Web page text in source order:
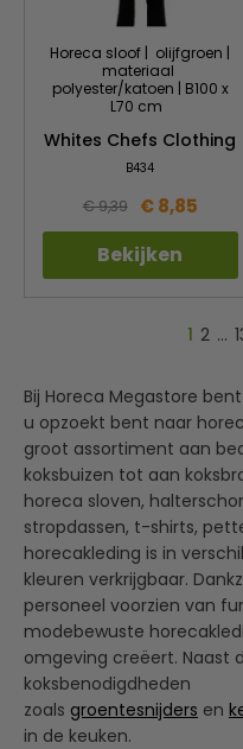
Horeca sloof | olijfgroen |
materiaal
polyester/katoen | B100 x
L70 cm
Whites Chefs Clothing
B434
€ 9,39 € 8,85
Bekijken
1 2 …
Bij Horeca Megastore
u opzoekt bent naar
groot assortiment aan
koksbuizen tot aan
horeca sloven,
stropdassen, t-shirts,
horecakleding is in
kleuren verkrijgbaar.
personeel voorzien van
modebewuste
omgeving creëert. Naast
koksbenodigdheden
zoals groentesnijders en
in de keuken.